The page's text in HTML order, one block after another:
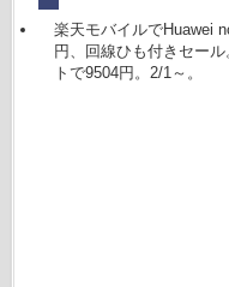
楽天モバイルでHuawei
円、回線ひも付きセー
トで9504円。2/1～。